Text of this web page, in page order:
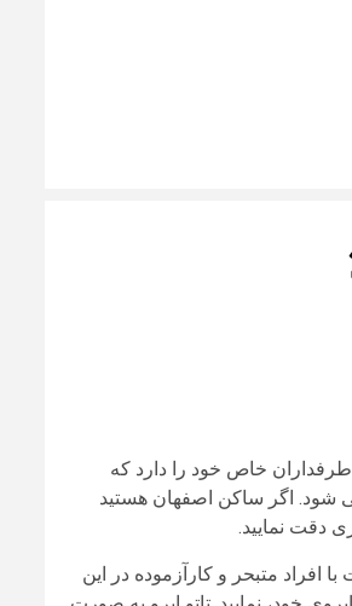
طرفداران خاص خود را دارد که
شود. اگر ساکن اصفهان هستید
دقت نمایید.
افراد متبحر و کارآزموده در این